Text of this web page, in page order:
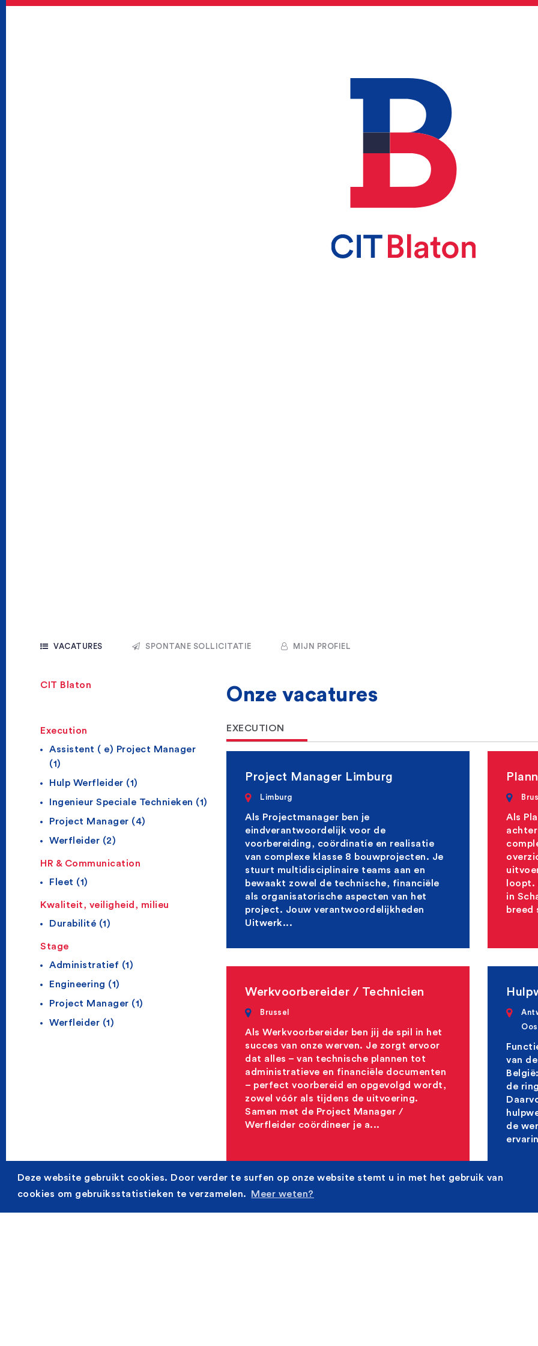
Deze website gebruikt cookies. Door verder te surfen op onze website stemt u in met het gebruik van
cookies om gebruiksstatistieken te verzamelen.
Meer weten?
VACATURES SPONTANE SOLLICITATIE MIJN PROFIEL
CIT Blaton
Execution
Assistent ( e) Project Manager
(1)
Hulp Werfleider (1)
Ingenieur Speciale Technieken (1)
Project Manager (4)
Werfleider (2)
HR & Communication
Fleet (1)
Kwaliteit, veiligheid, milieu
Durabilité (1)
Stage
Administratief (1)
Engineering (1)
Project Manager (1)
Werfleider (1)
Onze vacatures
EXECUTION
Project Manager Limburg
Limburg
Als Projectmanager ben je
eindverantwoordelijk voor de
voorbereiding, coördinatie en realisatie
van complexe klasse 8 bouwprojecten. Je
stuurt multidisciplinaire teams aan en
bewaakt zowel de technische, financiële
als organisatorische aspecten van het
project. Jouw verantwoordelijkheden
Uitwerk...
Als
loopt.
in
breed
Werkvoorbereider / Technicien
Brussel
Als Werkvoorbereider ben jij de spil in het
succes van onze werven. Je zorgt ervoor
dat alles – van technische plannen tot
administratieve en financiële documenten
– perfect voorbereid en opgevolgd wordt,
zowel vóór als tijdens de uitvoering.
Samen met de Project Manager /
Werfleider coördineer je a...
van
de
de